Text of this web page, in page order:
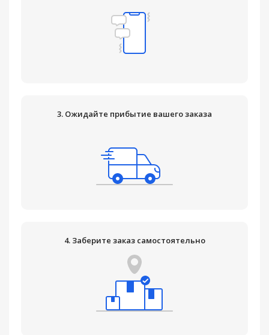
3. Ожидайте прибытие вашего заказа
4. Заберите заказ самостоятельно